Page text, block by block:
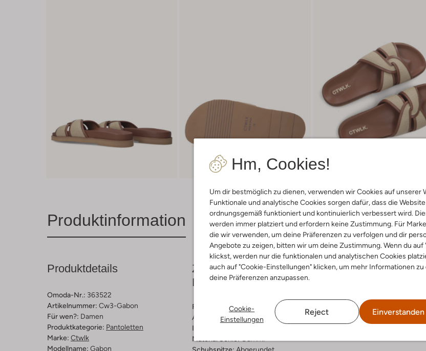
Hm, Cookies!
Um dir bestmöglich zu dienen, verwenden wir Cookies auf unserer
Funktionale und analytische Cookies sorgen dafür, dass die Website
ordnungsgemäß funktioniert und kontinuierlich verbessert wird.
werden immer platziert und erfordern keine Zustimmung. Für
die wir verwenden, um deine Präferenzen zu verfolgen und dir
Angebote zu zeigen, bitten wir um deine Zustimmung. Wenn du auf
klickst, werden nur die funktionalen und analytischen Cookies
auch auf "Cookie-Einstellungen" klicken, um mehr Informationen
deine Präferenzen anzupassen.
Cookie-
Einstellungen
Reject
Produktinformation Lieferung & Rückgabe
Produktdetails
Omoda-Nr.: 363522
Artikelnummer: Cw3-Gabon
Für wen?: Damen
Produktkategorie: Pantoletten
Marke: Ctwlk
Modellname: Gabon
Zusammensetzung &
Passform
Farbe :
Beige
Außenmaterial:Stoff-Textil
Innenmaterial:
Material Sohle: